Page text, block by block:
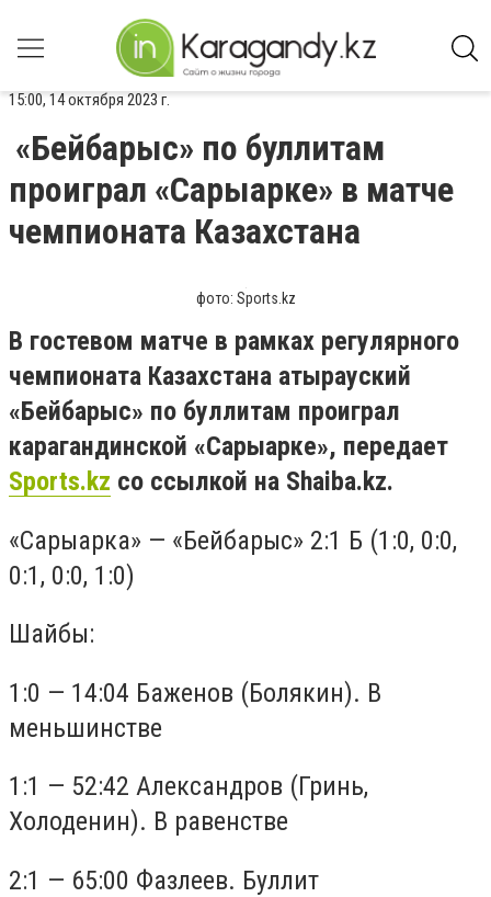
15:00, 14 октября 2023 г.
«Бейбарыс» по буллитам
проиграл «Сарыарке» в матче
чемпионата Казахстана
фото: Sports.kz
В гостевом матче в рамках регулярного
чемпионата Казахстана атырауский
«Бейбарыс» по буллитам проиграл
карагандинской «Сарыарке», передает
Sports.kz со ссылкой на Shaiba.kz.
«Сарыарка» — «Бейбарыс» 2:1 Б (1:0, 0:0,
0:1, 0:0, 1:0)
Шайбы:
1:0 — 14:04 Баженов (Болякин). В
меньшинстве
1:1 — 52:42 Александров (Гринь,
Холоденин). В равенстве
2:1 — 65:00 Фазлеев. Буллит